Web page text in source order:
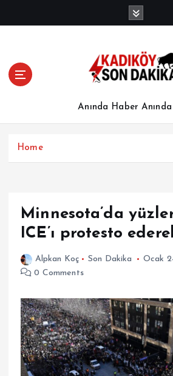
Anında Haber
Home
Minnesota’da
ICE’ı protesto
Alpkan Koç Son Dakika
Ocak
0 Comments